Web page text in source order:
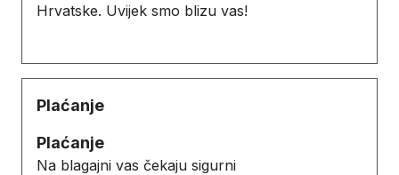
Hrvatske. Uvijek smo blizu vas!
Plaćanje
Plaćanje
Na blagajni vas čekaju sigurni